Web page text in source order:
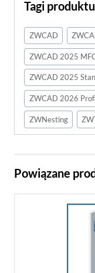
Tagi produktu
ZWCAD
ZWCAD 2025
ZWCAD 2025
ZWCAD 2026
ZWNesting
Powiązane